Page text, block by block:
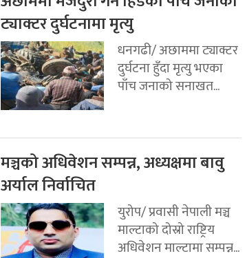
ट्याक्टर दुर्घटनामा मृत्यु
धनगढी/ अछाममा ट्याक्टर
दुर्घटना हुँदा मृत्यु भएका
पाँच जनाको सनाखत...
मञ्चको अधिवेशन सम्पन्न, अध्यक्षमा बावु
अर्याल निर्वाचित
युरोप/ प्रवासी नेपाली मञ्च
माल्टाको दोस्रो राष्ट्रिय
अधिवेशन माल्टामा सम्पन्न...